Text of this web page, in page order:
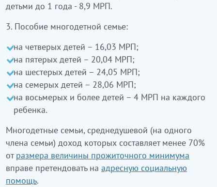
детьми до 1 года - 8,9 МРП.
3. Пособие многодетной семье:
на четверых детей – 16,03 МРП;
на пятерых детей – 20,04 МРП;
на шестерых детей – 24,05 МРП;
на семерых детей – 28,06 МРП;
на восьмерых и более детей – 4 МРП на каждого
ребенка.
Многодетные семьи, среднедушевой (на одного
члена семьи) доход которых составляет менее 70%
от размера величины прожиточного минимума
вправе претендовать на адресную социальную
помощь.